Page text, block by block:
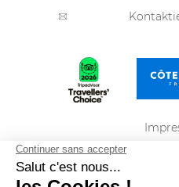
Datenschutz-